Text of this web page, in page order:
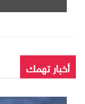
أخبار تهمك